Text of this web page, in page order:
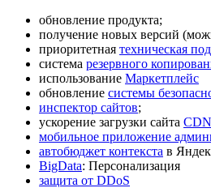
обновление продукта;
получение новых версий
приоритетная техническая
система резервного
использование Маркетплейс
обновление системы
инспектор сайтов;
ускорение загрузки сайта CDN
мобильное приложение
автобюджет контекста в
BigData: Персонализация
защита от DDoS